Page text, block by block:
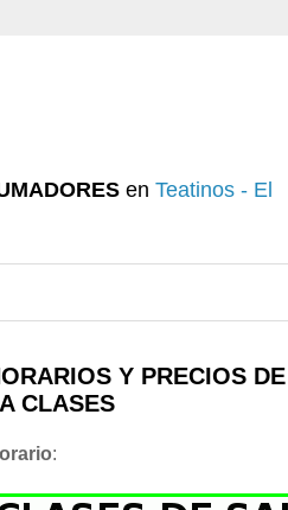
en Teatinos - El
Y PRECIOS DE
CLASES
: